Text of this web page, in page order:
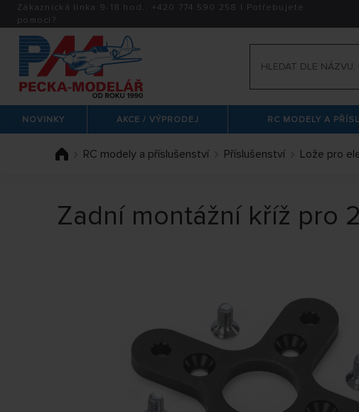
Zákaznická linka 9-18 hod.: +420 774 590 258 | Potřebujete
pomoci?
NOVINKY AKCE / VÝPRODEJ RC MODELY A
RC modely a příslušenství Příslušenství Lože pro
Zadní montážní kříž pro